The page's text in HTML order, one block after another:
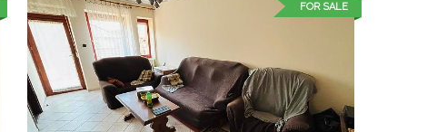
FOR SALE